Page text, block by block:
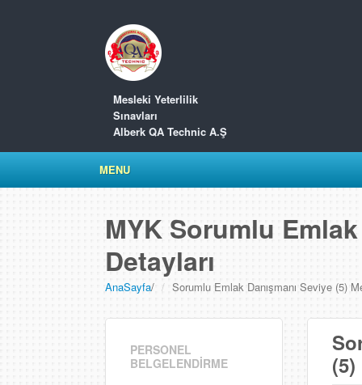
Mesleki Yeterlilik
Sınavları
Alberk QA Technic A.Ş
MENU
MYK Sorumlu Emlak
Detayları
AnaSayfa/ Sorumlu Emlak Danışmanı Seviye (5)
PERSONEL
BELGELENDİRME
(5)